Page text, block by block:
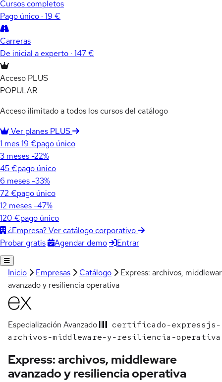
Cursos completos
Pago único · 19 €
Carreras
De inicial a experto · 147 €
Acceso PLUS
POPULAR
Acceso ilimitado a todos los cursos del catálogo
Ver planes PLUS
1 mes19 €pago único
3 meses -22%
45 €pago único
6 meses -33%
72 €pago único
12 meses -47%
120 €pago único
¿Empresa? Ver catálogo corporativo
Probar gratis
Agendar demo Entrar
Inicio Empresas Catálogo
Express: archivos,
avanzado y resiliencia operativa
Especialización Avanzado
certificado-expressjs-
archivos-middleware-y-resiliencia-operativa
Express: archivos, middleware
avanzado y resiliencia operativa